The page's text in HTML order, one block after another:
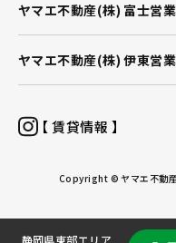
ヤマエ不動産(株) 富士営
ヤマエ不動産(株) 伊東営
【 賃貸情報 】
Copyright © ヤマエ不動
静岡県東部エリア